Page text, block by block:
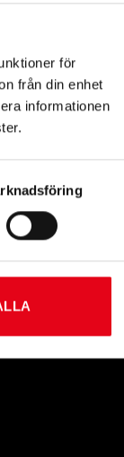
för
från din enhet
informationen